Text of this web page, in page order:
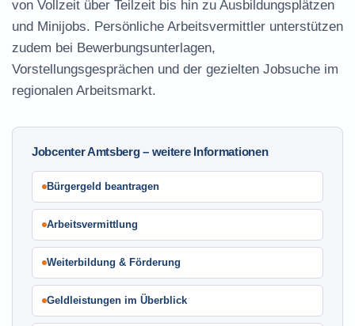
von Vollzeit über Teilzeit bis hin zu Ausbildungsplätzen
und Minijobs. Persönliche Arbeitsvermittler unterstützen
zudem bei Bewerbungsunterlagen,
Vorstellungsgesprächen und der gezielten Jobsuche im
regionalen Arbeitsmarkt.
Jobcenter Amtsberg – weitere Informationen
Bürgergeld beantragen
Arbeitsvermittlung
Weiterbildung & Förderung
Geldleistungen im Überblick